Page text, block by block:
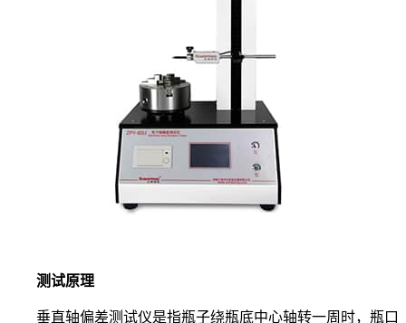
测试原理
垂直轴偏差测试仪是指瓶子绕瓶底中心轴转一周时，瓶口